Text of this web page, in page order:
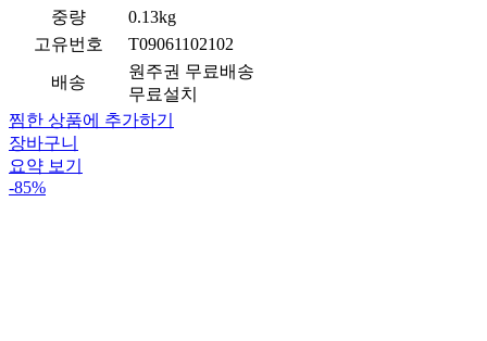
중량
0.13kg
고유번호
T09061102102
배송
원주권 무료배송
무료설치
찜한 상품에 추가하기
장바구니
요약 보기
-85%